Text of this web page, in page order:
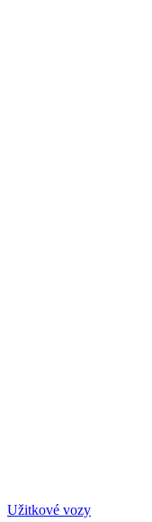
Užitkové vozy